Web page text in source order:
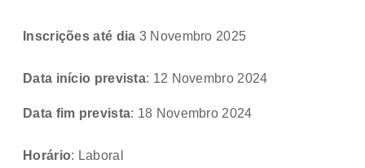
Inscrições até dia 3 Novembro 2025
Data início prevista: 12 Novembro 2024
Data fim prevista: 18 Novembro 2024
Horário: Laboral